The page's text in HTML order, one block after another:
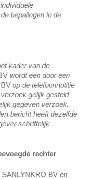
bepalingen in de
kader van de
wordt een door een
op de telefoonnotitie
gelijk gesteld
gegeven verzoek.
bericht heeft dezelfde
schriftelijk
rechter
SANLYNKRO BVen